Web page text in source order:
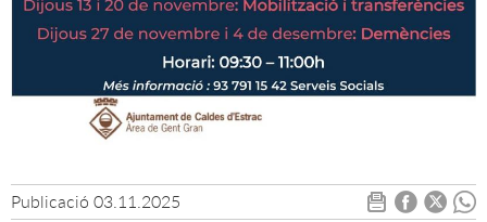
Publicació 03.11.2025